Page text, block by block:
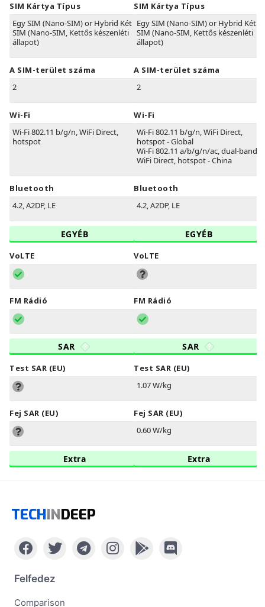
SIM Kártya Típus
Egy SIM (Nano-SIM) or Hybrid Két
SIM (Nano-SIM, Kettős készenléti
állapot)
A SIM-terület száma
2
Wi-Fi
Wi-Fi 802.11 b/g/n, WiFi Direct,
hotspot
Bluetooth
4.2, A2DP, LE
EGYÉB
VoLTE
FM Rádió
SAR
Test SAR (EU)
Fej SAR (EU)
Extra
SIM Kártya Típus
Egy SIM (Nano-SIM) or Hybrid Két
SIM (Nano-SIM, Kettős készenléti
állapot)
A SIM-terület száma
2
Wi-Fi
Wi-Fi 802.11 b/g/n, WiFi Direct,
hotspot - Global
Wi-Fi 802.11 a/b/g/n/ac, dual-band,
WiFi Direct, hotspot - China
Bluetooth
4.2, A2DP, LE
EGYÉB
VoLTE
FM Rádió
SAR
Test SAR (EU)
1.07 W/kg
Fej SAR (EU)
0.60 W/kg
Extra
TECHINDEEP
Felfedez
Comparison